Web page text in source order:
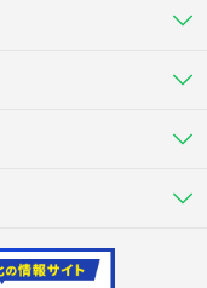
畜産
物の畜産業（羊、ウズラな
ルハウスで多様な野菜の生産
場殖
（獣医師･人工授精師･
OK
日100日以上